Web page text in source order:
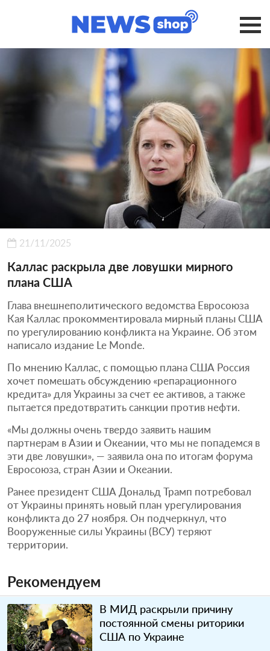
21/11/2025
Каллас раскрыла две ловушки мирного
плана США
Глава внешнеполитического ведомства Евросоюза
Кая Каллас прокомментировала мирный планы США
по урегулированию конфликта на Украине. Об этом
написало издание Le Monde.
По мнению Каллас, с помощью плана США Россия
хочет помешать обсуждению «репарационного
кредита» для Украины за счет ее активов, а также
пытается предотвратить санкции против нефти.
«Мы должны очень твердо заявить нашим
партнерам в Азии и Океании, что мы не попадемся в
эти две ловушки», — заявила она по итогам форума
Евросоюза, стран Азии и Океании.
Ранее президент США Дональд Трамп потребовал
от Украины принять новый план урегулирования
конфликта до 27 ноября. Он подчеркнул, что
Вооруженные силы Украины (ВСУ) теряют
территории.
Рекомендуем
В МИД раскрыли причину
постоянной смены риторики
США по Украине